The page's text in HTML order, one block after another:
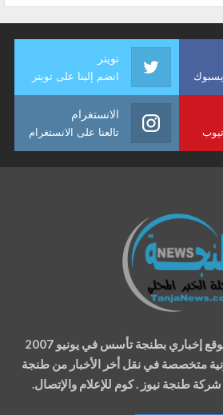
تويتر
انضم إلينا على تويتر
الانستغرام
تالعنا على الانستغرام
إخباري بطنجة تأسس في يونيو 2007
متخصصة في نقل أخر الأخبار من طنجة
طنجة نيوز . كوم للإعلام والإتصال.